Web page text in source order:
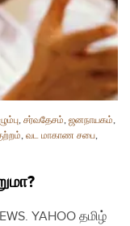
, சர்வதேசம், ஜனநாயகம்,
, வட மாகாண சபை,
YAHOO தமிழ்